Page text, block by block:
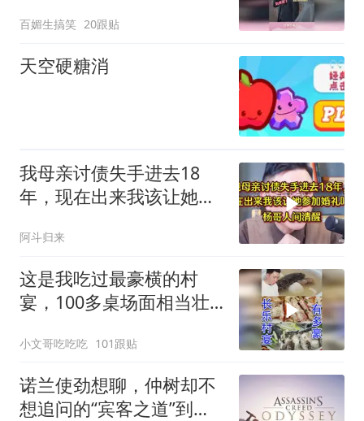
百媚生搞笑 20跟贴
天空硬糖消
我母亲讨债失手进去18
年，现在出来我该让她参
阿斗归来
这是我吃过最豪横的村
宴，100多桌场面相当壮
小文哥吃吃吃 101跟贴
诺兰使劲想聊，仲树却不
想追问的“宾客之道”到底